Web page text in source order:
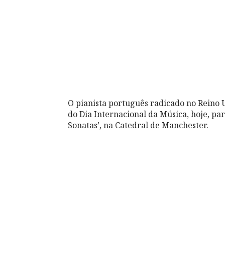
O pianista português radicado no
do Dia Internacional da Música, hoje,
Sonatas’, na Catedral de Manchester.